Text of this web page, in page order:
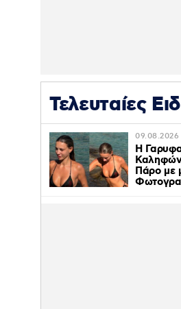
Τελευταίες
09.08.2026
Η
Πάρο με